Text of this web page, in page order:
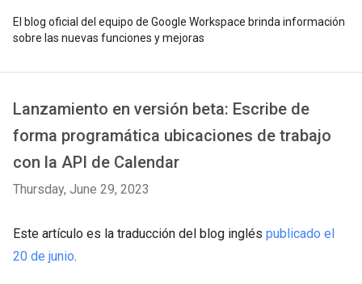
El blog oficial del equipo de Google Workspace brinda información
sobre las nuevas funciones y mejoras
Lanzamiento en versión beta: Escribe de
forma programática ubicaciones de trabajo
con la API de Calendar
Thursday, June 29, 2023
Este artículo es la traducción del blog inglés publicado el
20 de junio.